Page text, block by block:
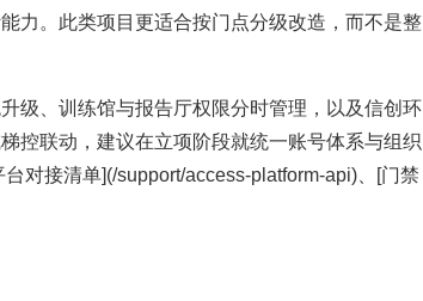
力。此类项目更适合按门点分级改造，而不是整
级、训练馆与报告厅权限分时管理，以及信创环
控联动，建议在立项阶段就统一账号体系与组织
对接清单](/support/access-platform-api)、[门禁